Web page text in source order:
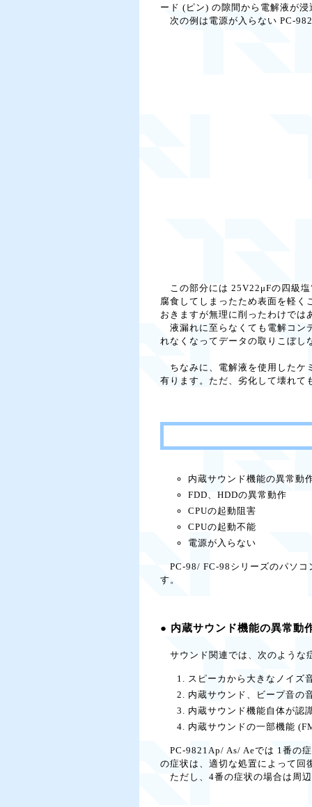
ード (ピン) の隙間から電解液が
次の例は電源が入らない PC-
この部分には 25V22μFの四級塩
腐食してしまったため表面を軽
おきますが無理に削ったわけでは
液漏れに至らなくても電解コン
れなくなってデータの取りこぼし
ちなみに、電解液を使用したケ
有ります。ただ、劣化して壊れて
内蔵サウンド機能の異常動
FDD、HDDの異常動作
CPUの起動阻害
CPUの起動不能
電源が入らない
PC-98/ FC-98シリーズのパソコ
す。
● 内蔵サウンド機能の異常動
サウンド関連では、次のような
スピーカから大きなノイズ
内蔵サウンド、ビープ音の
内蔵サウンド機能自体が認
内蔵サウンドの一部機能
PC-9821Ap/ As/ Aeでは 1番の
の症状は、適切な処置によって回
ただし、4番の症状の場合は周